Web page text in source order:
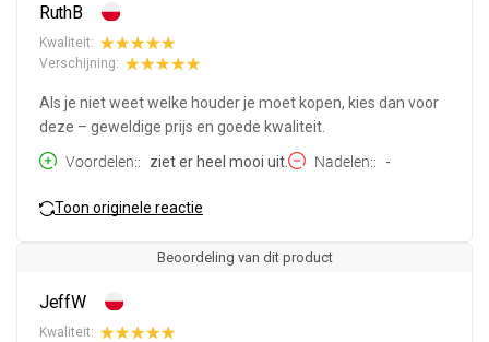
RuthB
Kwaliteit:
Verschijning:
Als je niet weet welke houder je moet kopen, kies dan voor
deze – geweldige prijs en goede kwaliteit.
Voordelen:
ziet er heel mooi uit. Nadelen: -
Toon originele reactie
Beoordeling van dit product
JeffW
Kwaliteit: